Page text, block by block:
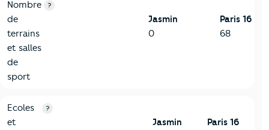
Nombre
de
terrains
et salles
de
sport
?
Jasmin
0
Paris 16
68
4-Education
Critères
Ecoles
et
?
Jasmin
Paris 16